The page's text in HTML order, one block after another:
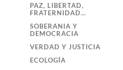
PAZ, LIBERTAD,
FRATERNIDAD…
SOBERANIA Y
DEMOCRACIA
VERDAD Y JUSTICIA
ECOLOGÍA